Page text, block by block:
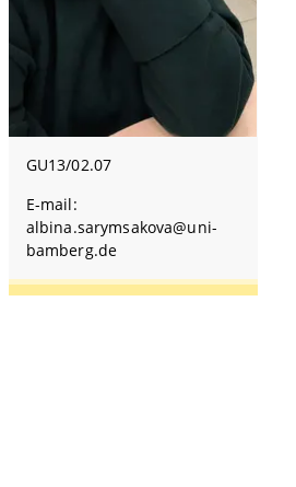
GU13/02.07
E-mail:
albina.sarymsakova@uni-
bamberg.de